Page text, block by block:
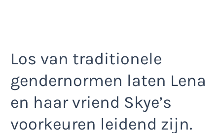
Los van traditionele
gendernormen laten Lena
en haar vriend Skye’s
voorkeuren leidend zijn.